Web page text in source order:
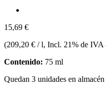
15,69 €
(209,20 € / l, Incl. 21% de IVA
Contenido: 75 ml
Quedan 3 unidades en almacén